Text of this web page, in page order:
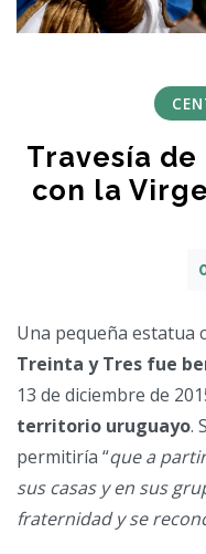
Travesía
con la
Una pequeña estatua
Treinta y Tres fue
13 de diciembre de
territorio uruguayo.
permitiría “que a
sus casas y en sus
fraternidad y se